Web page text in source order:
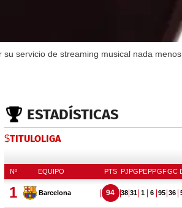
servicio de streaming musical nada menos
ESTADÍSTICAS
$TITULOLIGA